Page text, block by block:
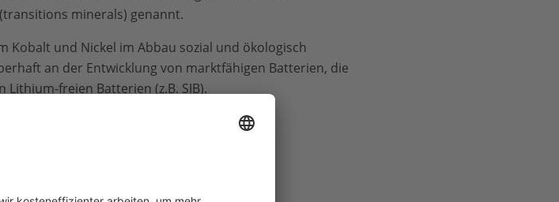
minerals) genannt.
Kobalt und Nickel im Abbau sozial und ökologisch
an der Entwicklung von marktfähigen Batterien, die
Lithium-freien Batterien (z.B. SIB).